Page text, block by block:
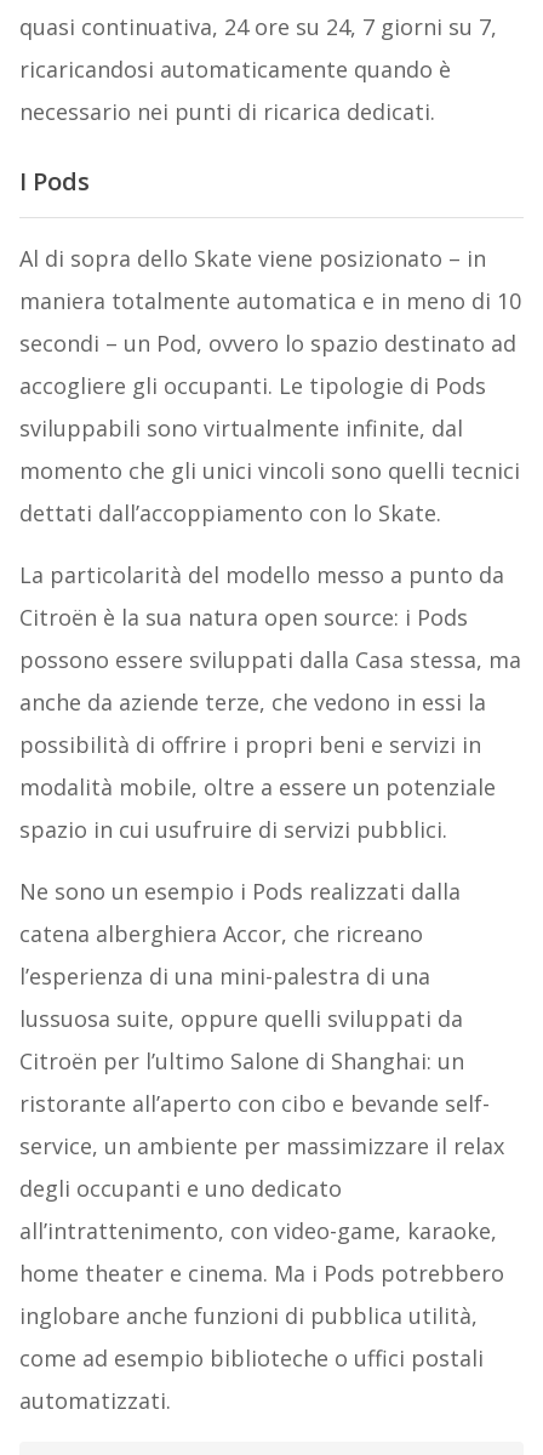
quasi continuativa, 24 ore su 24, 7 giorni su 7,
ricaricandosi automaticamente quando è
necessario nei punti di ricarica dedicati.
I Pods
Al di sopra dello Skate viene posizionato – in
maniera totalmente automatica e in meno di 10
secondi – un Pod, ovvero lo spazio destinato ad
accogliere gli occupanti. Le tipologie di Pods
sviluppabili sono virtualmente infinite, dal
momento che gli unici vincoli sono quelli tecnici
dettati dall’accoppiamento con lo Skate.
La particolarità del modello messo a punto da
Citroën è la sua natura open source: i Pods
possono essere sviluppati dalla Casa stessa, ma
anche da aziende terze, che vedono in essi la
possibilità di offrire i propri beni e servizi in
modalità mobile, oltre a essere un potenziale
spazio in cui usufruire di servizi pubblici.
Ne sono un esempio i Pods realizzati dalla
catena alberghiera Accor, che ricreano
l’esperienza di una mini-palestra di una
lussuosa suite, oppure quelli sviluppati da
Citroën per l’ultimo Salone di Shanghai: un
ristorante all’aperto con cibo e bevande self-
service, un ambiente per massimizzare il relax
degli occupanti e uno dedicato
all’intrattenimento, con video-game, karaoke,
home theater e cinema. Ma i Pods potrebbero
inglobare anche funzioni di pubblica utilità,
come ad esempio biblioteche o uffici postali
automatizzati.